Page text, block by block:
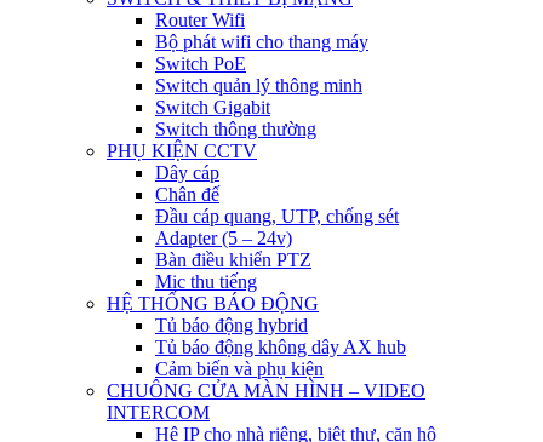
Router Wifi
Bộ phát wifi cho thang máy
Switch PoE
Switch quản lý thông minh
Switch Gigabit
Switch thông thường
PHỤ KIỆN CCTV
Dây cáp
Chân đế
Đầu cáp quang, UTP, chống sét
Adapter (5 – 24v)
Bàn điều khiển PTZ
Mic thu tiếng
HỆ THỐNG BÁO ĐỘNG
Tủ báo động hybrid
Tủ báo động không dây AX hub
Cảm biến và phụ kiện
CHUÔNG CỬA MÀN HÌNH – VIDEO
INTERCOM
Hệ IP cho nhà riêng, biệt thự, căn hộ